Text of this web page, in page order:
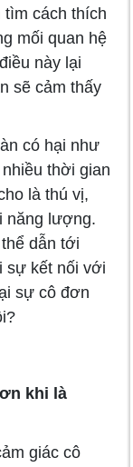
tìm cách thích
mối quan hệ
này lại
sẽ cảm thấy
có hại như
thời gian
là thú vị,
năng lượng.
dẫn tới
sự kết nối với
sự cô đơn
khi là
giác cô